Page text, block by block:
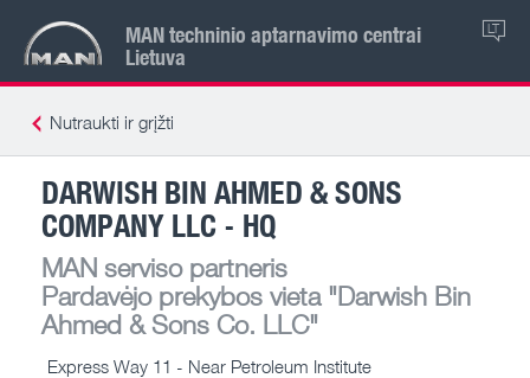
MAN techninio aptarnavimo centrai
Lietuva
LT
Nutraukti ir grįžti
DARWISH BIN AHMED & SONS
COMPANY LLC - HQ
MAN serviso partneris
Pardavėjo prekybos vieta"Darwish Bin
Ahmed & Sons Co. LLC"
Express Way 11 - Near Petroleum Institute